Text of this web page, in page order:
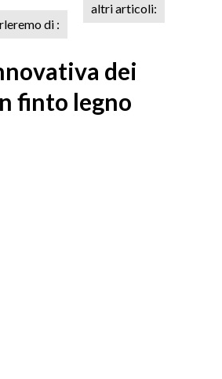
di :
altri articoli:
dei
finto legno